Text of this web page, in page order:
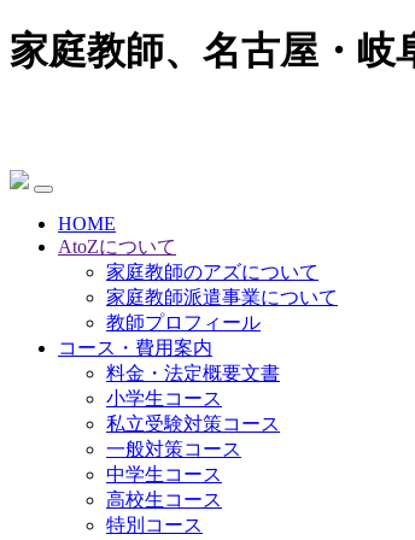
家庭教師、名古屋・岐
HOME
AtoZについて
家庭教師のアズについて
家庭教師派遣事業について
教師プロフィール
コース・費用案内
料金・法定概要文書
小学生コース
私立受験対策コース
一般対策コース
中学生コース
高校生コース
特別コース